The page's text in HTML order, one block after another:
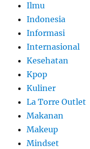
Ilmu
Indonesia
Informasi
Internasional
Kesehatan
Kpop
Kuliner
La Torre Outlet
Makanan
Makeup
Mindset